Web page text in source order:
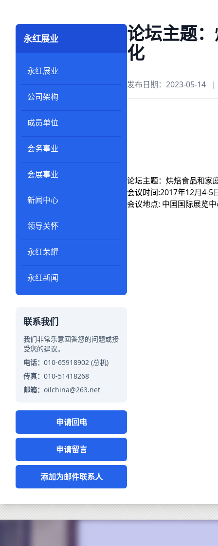
永红展业
永红展业
公司架构
成员单位
会务事业
会展事业
新闻中心
领导关怀
永红荣耀
永红新闻
联系我们
我们非常乐意回答您的问题或接
受您的建议。
电话： 010-65918902 (总机)
传真： 010-51418268
邮箱： oilchina@263.net
申请回电
申请留言
添加为邮件联系人
论坛主题
化
发布日期：2023-05-14 |
论坛主题：烘焙食品和家
会议时间:2017年12月4-5
会议地点: 中国国际展览